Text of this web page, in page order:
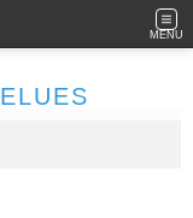
MENU